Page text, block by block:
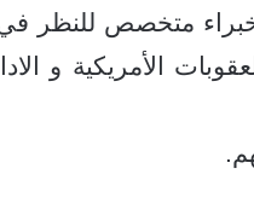
متخصص للنظر
الأمريكية و